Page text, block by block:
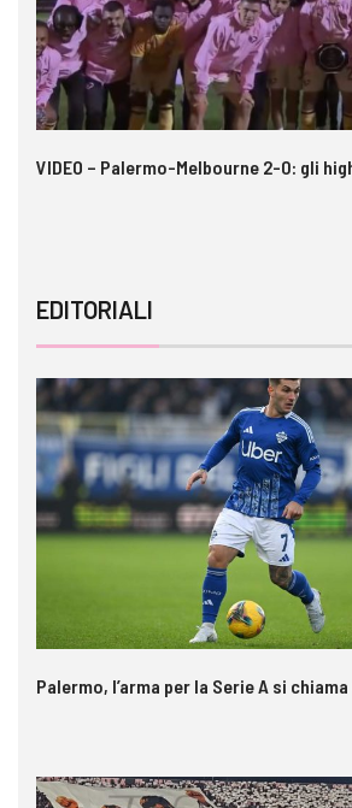
VIDEO – Palermo-Melbourne 2-0: gli
EDITORIALI
Palermo, l’arma per la Serie A si